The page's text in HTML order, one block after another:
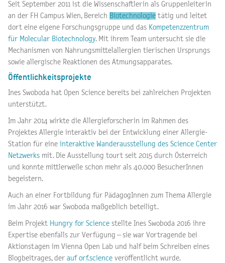
Seit September 2011 ist die Wissenschaftlerin als Gruppenleiterin
an der FH Campus Wien, Bereich Biotechnologie tätig und leitet
dort eine eigene Forschungsgruppe und das Kompetenzzentrum
für Molecular Biotechnology. Mit ihrem Team untersucht sie die
Mechanismen von Nahrungsmittelallergien tierischen Ursprungs
sowie allergische Reaktionen des Atmungsapparates.
Öffentlichkeitsprojekte
Ines Swoboda hat Open Science bereits bei zahlreichen Projekten
unterstützt.
Im Jahr 2014 wirkte die Allergieforscherin im Rahmen des
Projektes Allergie interaktiv bei der Entwicklung einer Allergie-
Station für eine interaktive Wanderausstellung des Science Center
Netzwerks mit. Die Ausstellung tourt seit 2015 durch Österreich
und konnte mittlerweile schon mehr als 40.000 BesucherInnen
begeistern.
Auch an einer Fortbildung für PädagogInnen zum Thema Allergie
im Jahr 2016 war Swoboda maßgeblich beteiligt.
Beim Projekt Hungry for Science stellte Ines Swoboda 2016 ihre
Expertise ebenfalls zur Verfügung – sie war Vortragende bei
Aktionstagen im Vienna Open Lab und half beim Schreiben eines
Blogbeitrages, der auf orf.science veröffentlicht wurde.